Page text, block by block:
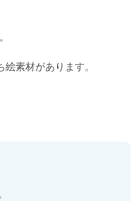
素材があります。